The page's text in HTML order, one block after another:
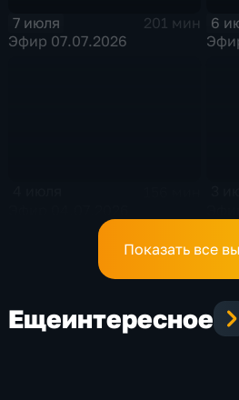
7 июля
201 мин
Эфир 07.07.2026
6
Показать все
Ещеинтересное